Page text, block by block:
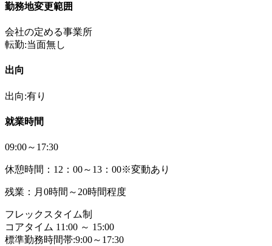
勤務地変更範囲
会社の定める事業所
転勤:当面無し
出向
出向:有り
就業時間
09:00～17:30
休憩時間：12：00～13：00※変動あり
残業：月0時間～20時間程度
フレックスタイム制
コアタイム 11:00 ～ 15:00
標準勤務時間帯:9:00～17:30